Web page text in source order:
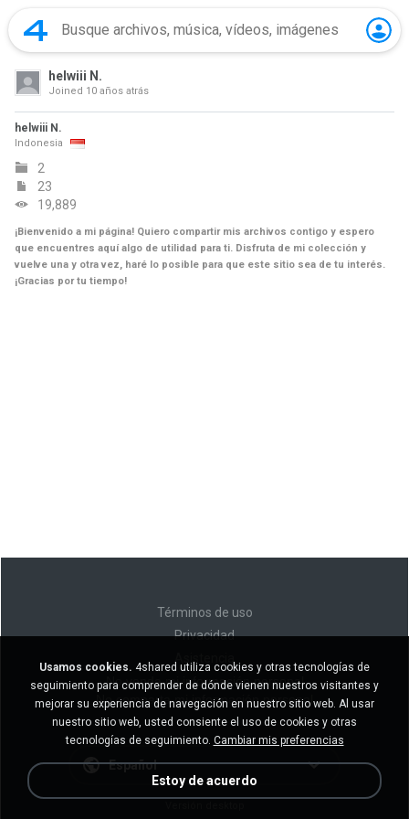
helwiii N.
Joined 10 años atrás
helwiii N.
Indonesia
2
23
19,889
¡Bienvenido a mi página! Quiero compartir mis archivos contigo y espero
que encuentres aquí algo de utilidad para ti. Disfruta de mi colección y
vuelve una y otra vez, haré lo posible para que este sitio sea de tu interés.
¡Gracias por tu tiempo!
Términos de uso
Privacidad
No venda mi información personal
No comparta mi información personal
Español
Usamos cookies. 4shared utiliza cookies y otras tecnologías de
seguimiento para comprender de dónde vienen nuestros visitantes y
mejorar su experiencia de navegación en nuestro sitio web. Al usar
nuestro sitio web, usted consiente el uso de cookies y otras
tecnologías de seguimiento. Cambiar mis preferencias
Estoy de acuerdo